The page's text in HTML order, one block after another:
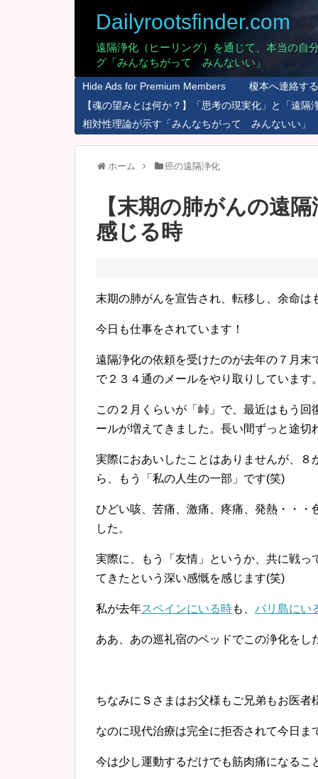
Dailyrootsfinder.com
遠隔浄化（ヒーリング）を通じて、本当の
グ「みんなちがって みんないい」
Hide Ads for Premium Members
榎本へ連絡す
【魂の望みとは何か？】「思考の現実化」と「遠隔
相対性理論が示す「みんなちがって みんないい」
ホーム 癌の遠隔浄化
【末期の肺がんの遠
感じる時
末期の肺がんを宣告され、転移し、余命
今日も仕事をされています！
遠隔浄化の依頼を受けたのが去年の７月
で２３４通のメールをやり取りしています
この２月くらいが「峠」で、最近はもう
ールが増えてきました。長い間ずっと途
実際におあいしたことはありませんが、
ら、もう「私の人生の一部」です(笑)
ひどい咳、苦痛、激痛、疼痛、発熱・・
した。
実際に、もう「友情」というか、共に戦
てきたという深い感慨を感じます(笑)
私が去年スペインにいる時も、 バリ島にい
ああ、あの巡礼宿のベッドでこの浄化をし
ちなみにＳさまはお父様もご兄弟もお医
なのに現代治療は完全に拒否されて今日ま
今は少し運動するだけでも筋肉痛になる